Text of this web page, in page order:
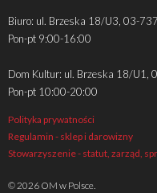
Biuro: ul. Brzeska 18/U3, 03-
Pon-pt 9:00-16:00
Dom Kultur: ul. Brzeska 18/U1,
Pon-pt 10:00-20:00
Polityka prywatności
Regulamin - sklep i darowizny
Stowarzyszenie - statut, zarząd,
© 2026 OM w Polsce.